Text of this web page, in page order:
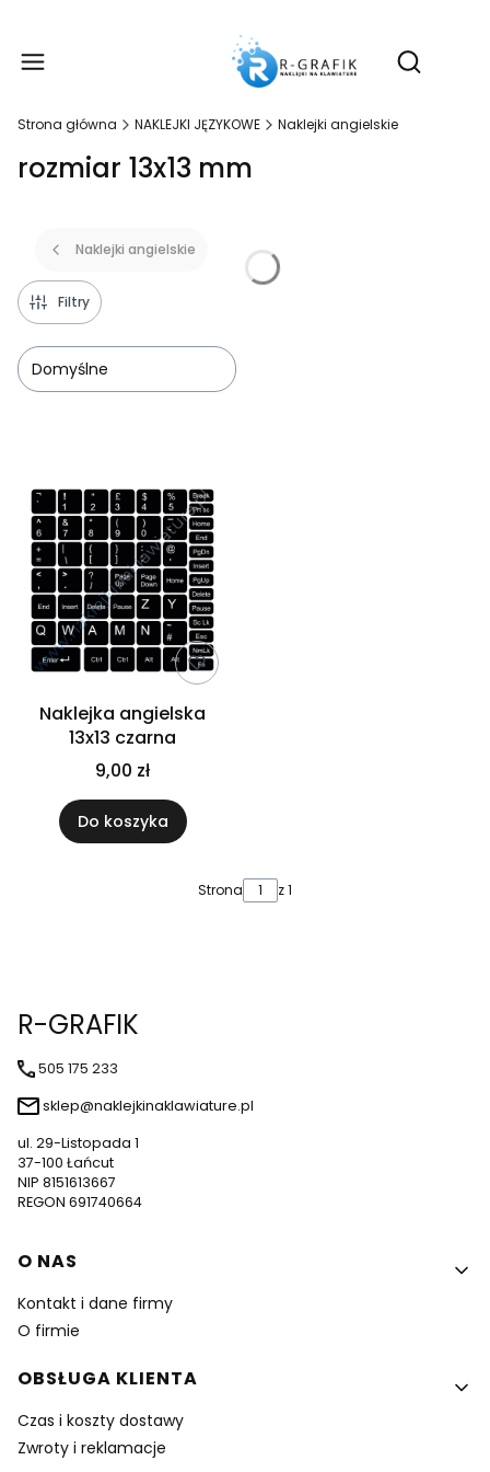
Otwórz
Strona główna NAKLEJKI JĘZYKOWE Naklejki angielskie
rozmiar 13x13 mm
Naklejki angielskie
Filtry
Domyślne
Naklejka angielska
13x13 czarna
9,00 zł
Do koszyka
Strona z 1
R-GRAFIK
505 175 233
sklep@naklejkinaklawiature.pl
ul. 29-Listopada 1
37-100 Łańcut
NIP 8151613667
REGON 691740664
Linki w stopce
O NAS
Kontakt i dane firmy
O firmie
OBSŁUGA KLIENTA
Czas i koszty dostawy
Zwroty i reklamacje